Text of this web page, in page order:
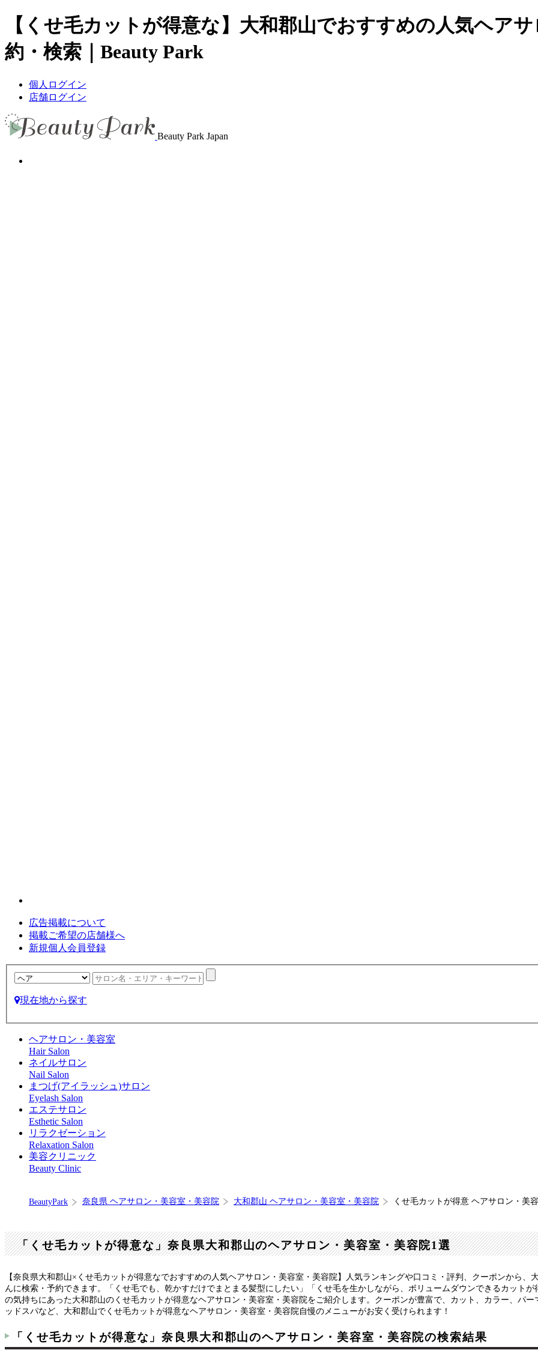
【くせ毛カットが得意な】大和郡山でおすすめの人気ヘア
約・検索｜Beauty Park
個人ログイン
店舗ログイン
Beauty Park Japan
広告掲載について
掲載ご希望の店舗様へ
新規個人会員登録
現在地から探す
ヘアサロン・美容室
Hair Salon
ネイルサロン
Nail Salon
まつげ(アイラッシュ)サロン
Eyelash Salon
エステサロン
Esthetic Salon
リラクゼーション
Relaxation Salon
美容クリニック
Beauty Clinic
BeautyPark 奈良県 ヘアサロン・美容室・美容院 大和郡山 ヘアサロン・美容室・美容院 くせ毛カットが得意 ヘアサロン・美
「くせ毛カットが得意な」奈良県大和郡山のヘアサロン・美容室・美容院1選
【奈良県大和郡山×くせ毛カットが得意なでおすすめの人気ヘアサロン・美容室・美容院】人気ランキングや口コミ・評判、クーポンから
んに検索・予約できます。「くせ毛でも、乾かすだけでまとまる髪型にしたい」「くせ毛を生かしながら、ボリュームダウンできるカット
の気持ちにあった大和郡山のくせ毛カットが得意なヘアサロン・美容室・美容院をご紹介します。クーポンが豊富で、カット、カラー、パ
ッドスパなど、大和郡山でくせ毛カットが得意なヘアサロン・美容室・美容院自慢のメニューがお安く受けられます！
「くせ毛カットが得意な」奈良県大和郡山のヘアサロン・美容室・美容院の検索結果